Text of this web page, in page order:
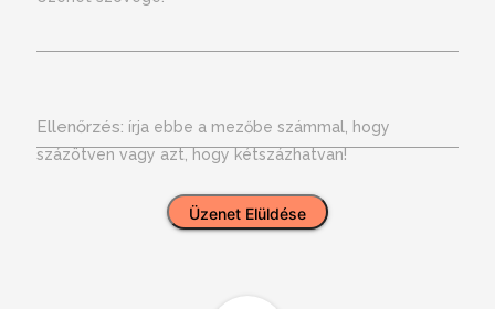
Ellenőrzés: írja ebbe a mezőbe számmal, hogy
százötven vagy azt, hogy kétszázhatvan!